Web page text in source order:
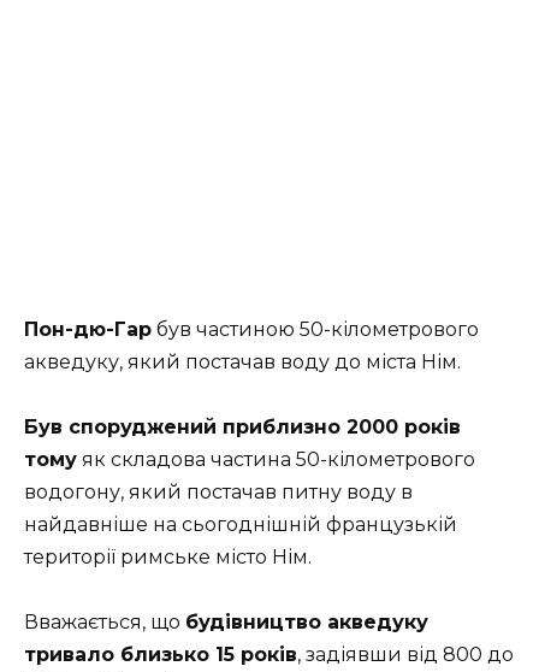
Пон-дю-Гар був частиною 50-кілометрового
акведуку, який постачав воду до міста Нім.
Був споруджений приблизно 2000 років
тому як складова частина 50-кілометрового
водогону, який постачав питну воду в
найдавніше на сьогоднішній французькій
території римське місто Нім.
Вважається, що будівництво акведуку
тривало близько 15 років, задіявши від 800 до